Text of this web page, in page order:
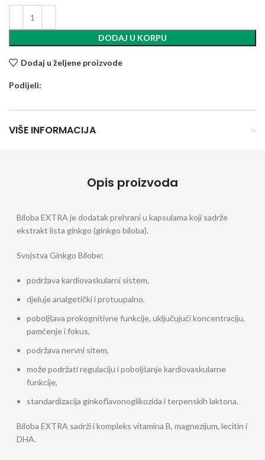
DODAJ U KORPU
Dodaj u željene proizvode
Podijeli:
VIŠE INFORMACIJA
Opis proizvoda
Biloba EXTRA je dodatak prehrani u kapsulama koji sadrže
ekstrakt lista ginkgo (ginkgo biloba).
Svojstva Ginkgo Bilobe:
podržava kardiovaskularni sistem,
djeluje analgetički i protuupalno,
poboljšava prokognitivne funkcije, uključujući koncentraciju,
pamćenje i fokus,
podržava nervni sitem,
može podržati regulaciju i poboljšanje kardiovaskularne
funkcije,
standardizacija ginkoflavonoglikozida i terpenskih laktona.
Biloba EXTRA sadrži i kompleks vitamina B, magnezijum, lecitin i
DHA.